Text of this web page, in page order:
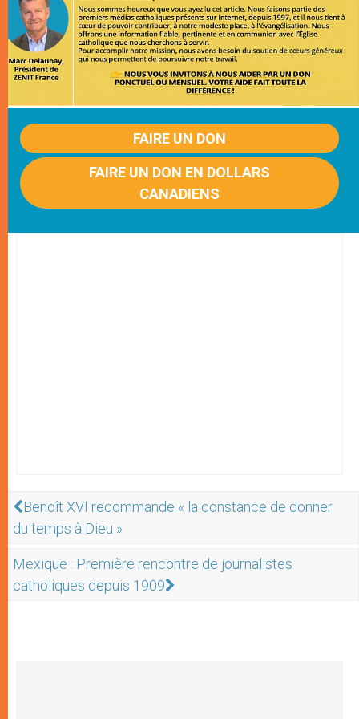
FAIRE UN DON
FAIRE UN DON EN DOLLARS
CANADIENS
Benoît XVI recommande « la constance de donner
du temps à Dieu »
Mexique : Première rencontre de journalistes
catholiques depuis 1909